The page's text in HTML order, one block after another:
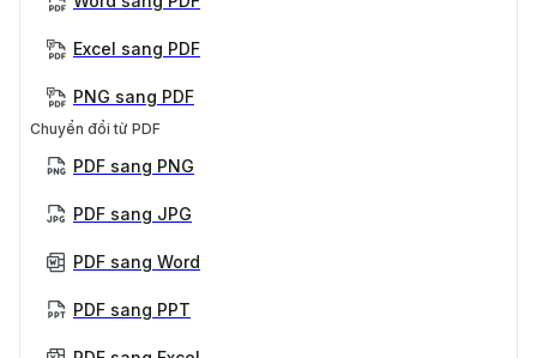
Excel sang PDF
PNG sang PDF
Chuyển đổi từ PDF
PDF sang PNG
PDF sang JPG
PDF sang Word
PDF sang PPT